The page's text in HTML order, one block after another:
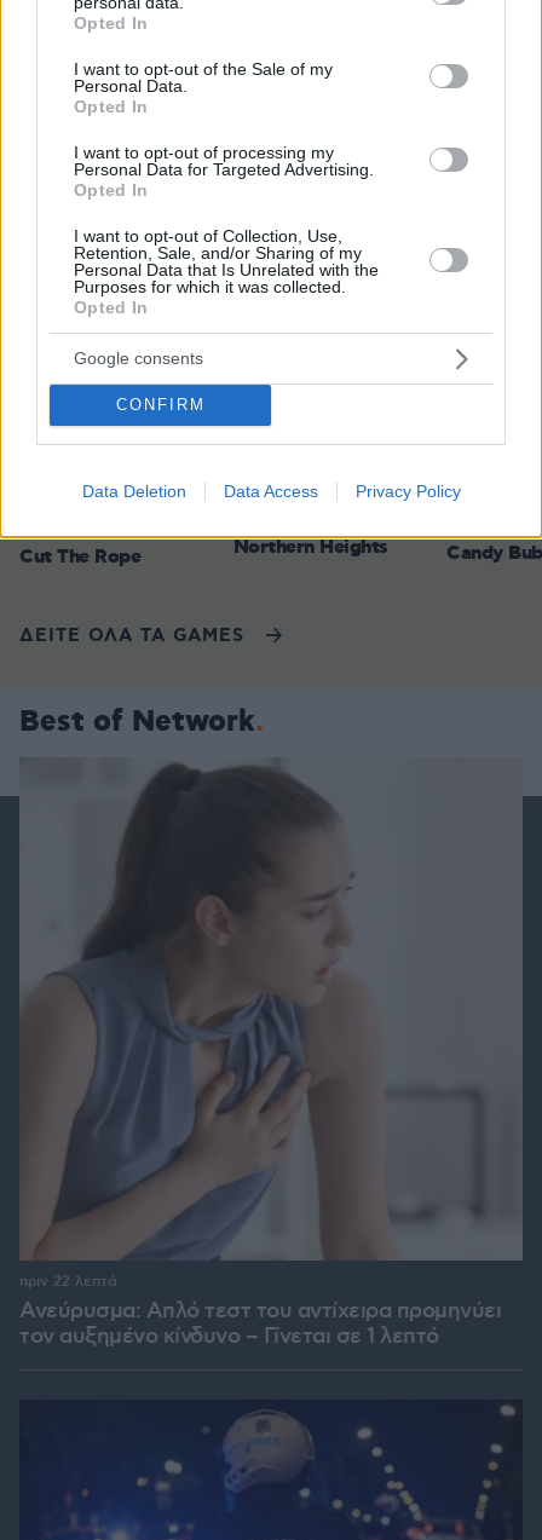
grant or deny consent to Google and its third-party tags to
use your data for below specified purposes in below Google
consent section.
Opted In
I want to opt-out of the Sale of my
Personal Data.
Opted In
I want to opt-out of processing my
Personal Data for Targeted Advertising.
Opted In
I want to opt-out of Collection, Use,
Retention, Sale, and/or Sharing of my
Personal Data that Is Unrelated with the
Purposes for which it was collected.
Opted In
Google consents
CONFIRM
Data Deletion Data Access Privacy Policy
Για ανθρωποκτονία από αμέλεια
κατηγορούνται οι γονείς του 4χρονου
και ο ιδιοκτήτης του beach bar στην
Πάρο: Πώς έγινε η τραγωδία
08.08.2026, 21:22 117
Games
Cut The Rope Northern Heights Candy
ΔΕΙΤΕ ΟΛΑ ΤΑ GAMES
Best of Network
Ανεύρυσμα: Απλό τεστ του αντίχειρα προμηνύει
τον αυξημένο κίνδυνο – Γίνεται σε 1 λεπτό
πριν 22 λεπτά